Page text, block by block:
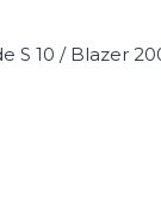
S 10 / Blazer